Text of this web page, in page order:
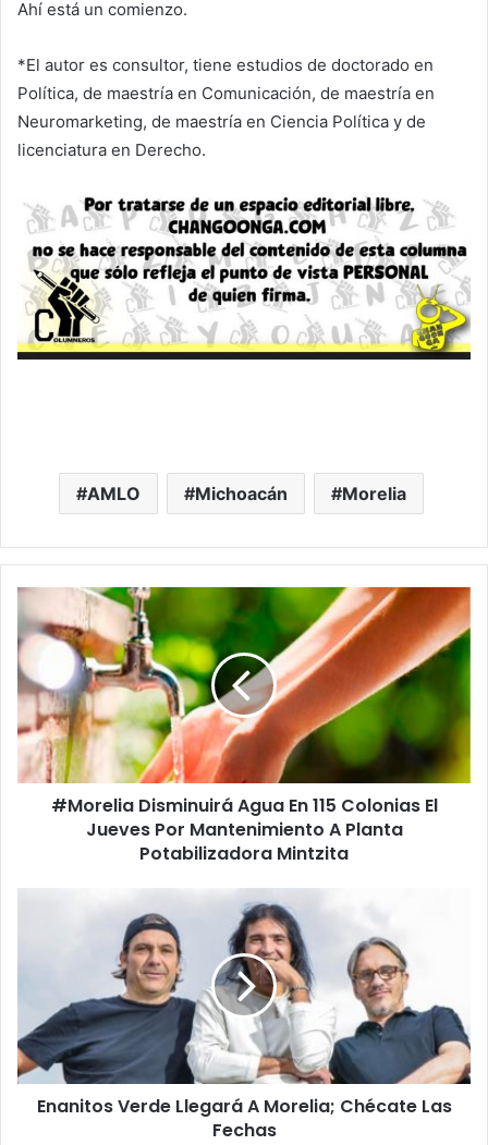
Ahí está un comienzo.
*El autor es consultor, tiene estudios de doctorado en
Política, de maestría en Comunicación, de maestría en
Neuromarketing, de maestría en Ciencia Política y de
licenciatura en Derecho.
AMLO Michoacán Morelia
#Morelia
Disminuirá
Agua
En
115
Colonias
El
Jueves
Por
Mantenimiento
#Morelia Disminuirá Agua En 115 Colonias El
Jueves Por Mantenimiento A Planta
Potabilizadora Mintzita
Chécate
Las
Fechas
Enanitos Verde Llegará A Morelia; Chécate Las
Fechas